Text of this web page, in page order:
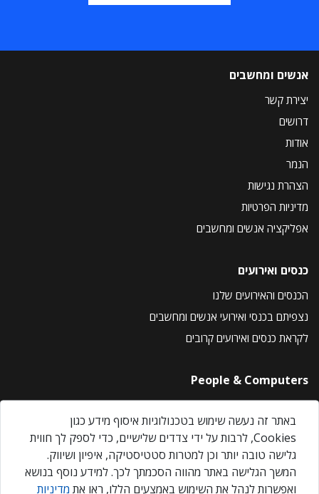
אנשים ומחשבים
יצירת קשר
דרושים
אודות
הנמר
הצהרת נגישות
מדיניות הפרטיות
אפליקציה אנשים ומחשבים
כנסים ואירועים
הכנסים והאירועים שלנו
נצפיתם בכנסי ואירועי אנשים ומחשבים
לקראת כנסים ואירועים קרובים
People & Computers
About Us
Privacy Policy
Contact Us
Our Events
באתר זה נעשה שימוש בטכנולוגיות איסוף מידע כגון
Cookies, לרבות על ידי צדדים שלישיים, כדי לספק לך חווית
גלישה טובה יותר וכן למטרות סטטיסטיקה, איפיון ושיווק.
המשך הגלישה באתר מהווה הסכמתך לכך. למידע נוסף בנושא
ואפשרות לנהל את השימוש באמצעים הללו, ראו את מדיניות